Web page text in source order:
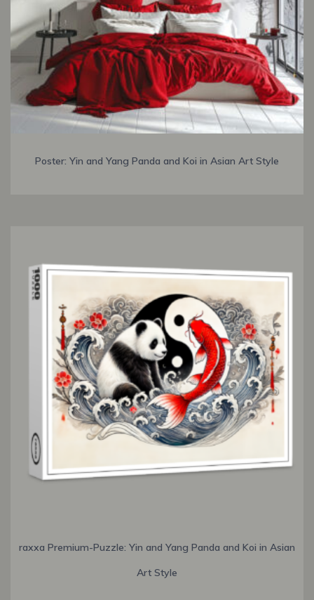
Poster: Yin and Yang Panda and Koi in Asian Art Style
raxxa Premium-Puzzle: Yin and Yang Panda and Koi in Asian
Art Style